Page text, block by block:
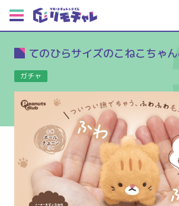
てのひらサイズのこねこちゃ
ガチャ